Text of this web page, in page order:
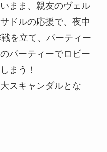
まま、親友のヴェル
ドルの応援で、夜中
を立て、パーティー
パーティーでロビー
まう！
スキャンダルとな